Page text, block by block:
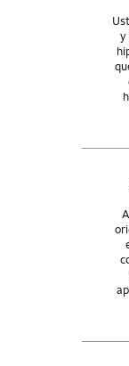
la forma en
hacer las
de determinar
están
consultor
Y nuestro
compra, con
y